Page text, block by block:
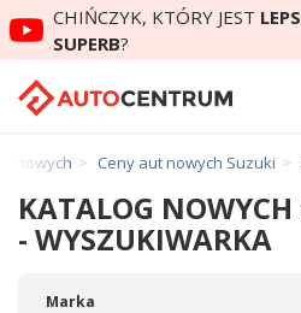
CHIŃCZYK, KTÓRY JEST
SUPERB?
nowych Ceny aut nowych Suzuki
KATALOG
- WYSZUKIWARKA
Marka